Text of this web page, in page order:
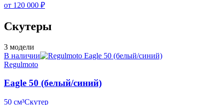
от 120 000 ₽
Скутеры
3 модели
В наличии
Regulmoto
Eagle 50 (белый/синий)
50 см³Скутер